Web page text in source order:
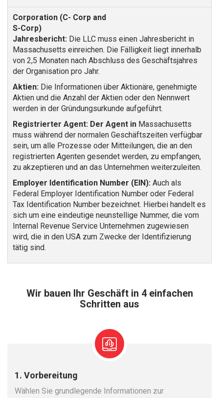
Jahresbericht: Die LLC muss einen Jahresbericht in
Massachusetts einreichen. Die Fälligkeit liegt innerhalb
von 2,5 Monaten nach Abschluss des Geschäftsjahres
der Organisation pro Jahr.
Aktien: Die Informationen über Aktionäre, genehmigte
Aktien und die Anzahl der Aktien oder den Nennwert
werden in der Gründungsurkunde aufgeführt.
Registrierter Agent: Der Agent in Massachusetts
muss während der normalen Geschäftszeiten verfügbar
sein, um alle Prozesse oder Mitteilungen, die an den
registrierten Agenten gesendet werden, zu empfangen,
zu akzeptieren und an das Unternehmen weiterzuleiten.
Employer Identification Number (EIN): Auch als
Federal Employer Identification Number oder Federal
Tax Identification Number bezeichnet. Hierbei handelt es
sich um eine eindeutige neunstellige Nummer, die vom
Internal Revenue Service Unternehmen zugewiesen
wird, die in den USA zum Zwecke der Identifizierung
tätig sind.
Wir bauen Ihr Geschäft in 4 einfachen
Schritten aus
1. Vorbereitung
Wählen Sie grundlegende Informationen zur